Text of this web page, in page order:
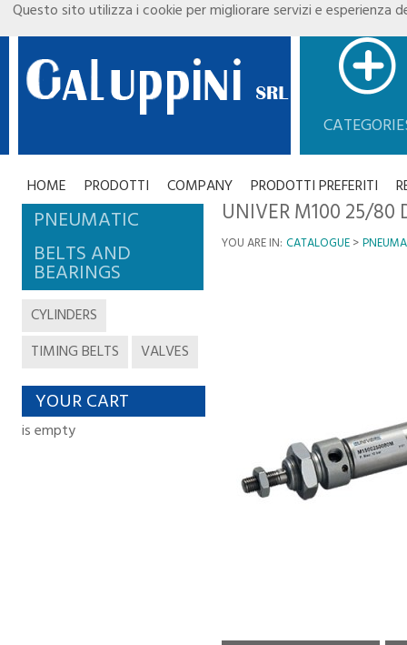
HOME PRODOTTI COMPANY PRODOTTI PREFERITI
PNEUMATIC
BELTS AND
BEARINGS
CYLINDERS
TIMING BELTS
VALVES
YOUR CART
is empty
UNIVER M100 25/80
YOU ARE IN: CATALOGUE
Questo sito utilizza i cookie per migliorare servizi e esperienza